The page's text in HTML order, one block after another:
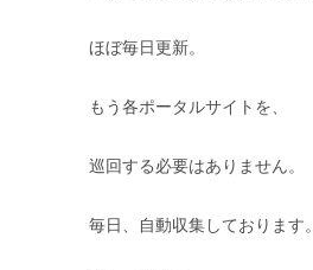
ほぼ毎日更新。
もう各ポータルサイトを、
巡回する必要はありません。
毎日、自動収集しております。